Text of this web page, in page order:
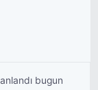
bugun